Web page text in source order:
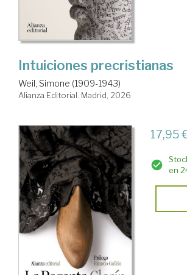
Intuiciones precristianas
Weil, Simone (1909-1943)
Alianza Editorial. Madrid, 2026
17,95
en